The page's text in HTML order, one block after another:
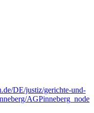
DE/justiz/gerichte-und-
AGPinneberg_node